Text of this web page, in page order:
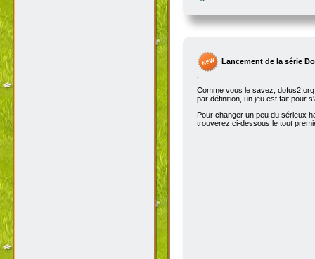
Lancement de la série
Comme vous le savez,
par définition, un jeu est fait pour
Pour changer un peu du sérieux
trouverez ci-dessous le tout